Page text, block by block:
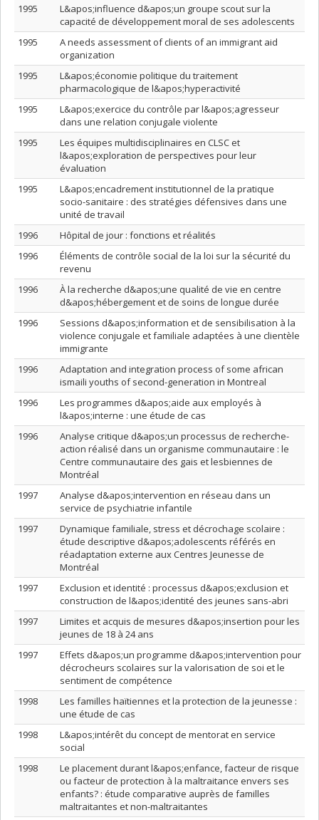
1995
L&apos;influence d&apos;un groupe scout sur la
capacité de développement moral de ses adolescents
1995
A needs assessment of clients of an immigrant aid
organization
1995
L&apos;économie politique du traitement
pharmacologique de l&apos;hyperactivité
1995
L&apos;exercice du contrôle par l&apos;agresseur
dans une relation conjugale violente
1995
Les équipes multidisciplinaires en CLSC et
l&apos;exploration de perspectives pour leur
évaluation
1995
L&apos;encadrement institutionnel de la pratique
socio-sanitaire : des stratégies défensives dans une
unité de travail
1996
Hôpital de jour : fonctions et réalités
1996
Éléments de contrôle social de la loi sur la sécurité du
revenu
1996
À la recherche d&apos;une qualité de vie en centre
d&apos;hébergement et de soins de longue durée
1996
Sessions d&apos;information et de sensibilisation à la
violence conjugale et familiale adaptées à une clientèle
immigrante
1996
Adaptation and integration process of some african
ismaili youths of second-generation in Montreal
1996
Les programmes d&apos;aide aux employés à
l&apos;interne : une étude de cas
1996
Analyse critique d&apos;un processus de recherche-
action réalisé dans un organisme communautaire : le
Centre communautaire des gais et lesbiennes de
Montréal
1997
Analyse d&apos;intervention en réseau dans un
service de psychiatrie infantile
1997
Dynamique familiale, stress et décrochage scolaire :
étude descriptive d&apos;adolescents référés en
réadaptation externe aux Centres Jeunesse de
Montréal
1997
Exclusion et identité : processus d&apos;exclusion et
construction de l&apos;identité des jeunes sans-abri
1997
Limites et acquis de mesures d&apos;insertion pour les
jeunes de 18 à 24 ans
1997
Effets d&apos;un programme d&apos;intervention pour
décrocheurs scolaires sur la valorisation de soi et le
sentiment de compétence
1998
Les familles haïtiennes et la protection de la jeunesse :
une étude de cas
1998
L&apos;intérêt du concept de mentorat en service
social
1998
Le placement durant l&apos;enfance, facteur de risque
ou facteur de protection à la maltraitance envers ses
enfants? : étude comparative auprès de familles
maltraitantes et non-maltraitantes